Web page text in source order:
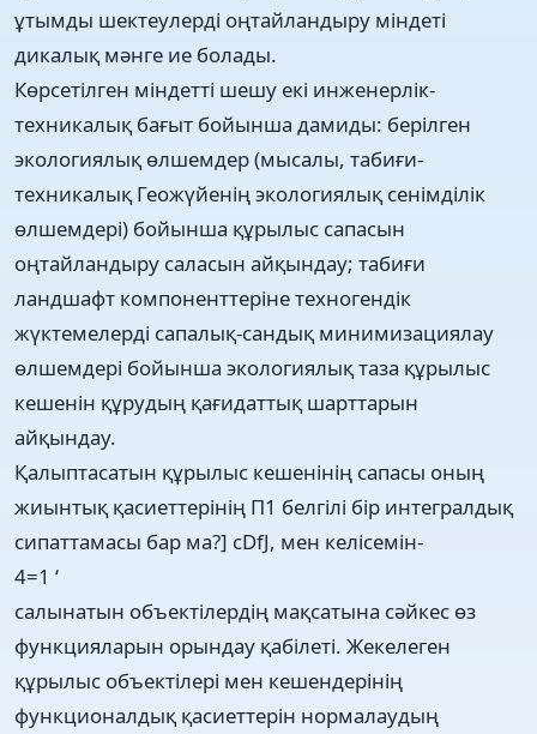
ұтымды шектеулерді оңтайландыру міндеті
дикалық мәнге ие болады.
Көрсетілген міндетті шешу екі инженерлік-
техникалық бағыт бойынша дамиды: берілген
экологиялық өлшемдер (мысалы, табиғи-
техникалық Геожүйенің экологиялық сенімділік
өлшемдері) бойынша құрылыс сапасын
оңтайландыру саласын айқындау; табиғи
ландшафт компоненттеріне техногендік
жүктемелерді сапалық-сандық минимизациялау
өлшемдері бойынша экологиялық таза құрылыс
кешенін құрудың қағидаттық шарттарын
айқындау.
Қалыптасатын құрылыс кешенінің сапасы оның
жиынтық қасиеттерінің П1 белгілі бір интегралдық
сипаттамасы бар ма?] cDfJ, мен келісемін-
4=1 ‘
салынатын объектілердің мақсатына сәйкес өз
функцияларын орындау қабілеті. Жекелеген
құрылыс объектілері мен кешендерінің
функционалдық қасиеттерін нормалаудың